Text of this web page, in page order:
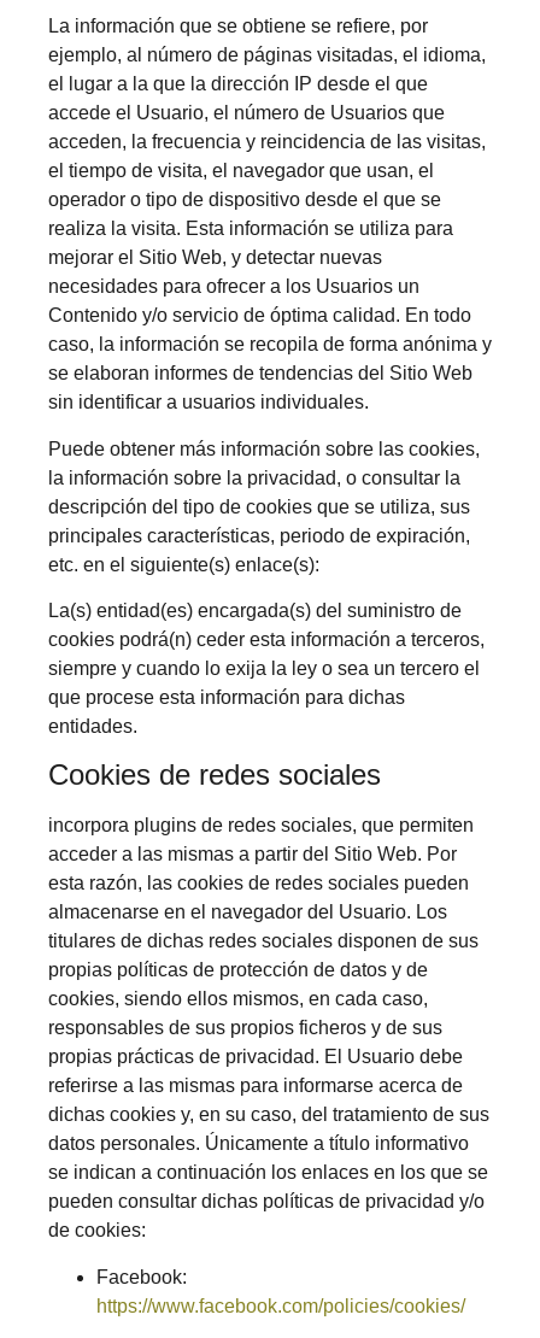
La información que se obtiene se refiere, por
ejemplo, al número de páginas visitadas, el idioma,
el lugar a la que la dirección IP desde el que
accede el Usuario, el número de Usuarios que
acceden, la frecuencia y reincidencia de las visitas,
el tiempo de visita, el navegador que usan, el
operador o tipo de dispositivo desde el que se
realiza la visita. Esta información se utiliza para
mejorar el Sitio Web, y detectar nuevas
necesidades para ofrecer a los Usuarios un
Contenido y/o servicio de óptima calidad. En todo
caso, la información se recopila de forma anónima y
se elaboran informes de tendencias del Sitio Web
sin identificar a usuarios individuales.
Puede obtener más información sobre las cookies,
la información sobre la privacidad, o consultar la
descripción del tipo de cookies que se utiliza, sus
principales características, periodo de expiración,
etc. en el siguiente(s) enlace(s):
La(s) entidad(es) encargada(s) del suministro de
cookies podrá(n) ceder esta información a terceros,
siempre y cuando lo exija la ley o sea un tercero el
que procese esta información para dichas
entidades.
Cookies de redes sociales
incorpora plugins de redes sociales, que permiten
acceder a las mismas a partir del Sitio Web. Por
esta razón, las cookies de redes sociales pueden
almacenarse en el navegador del Usuario. Los
titulares de dichas redes sociales disponen de sus
propias políticas de protección de datos y de
cookies, siendo ellos mismos, en cada caso,
responsables de sus propios ficheros y de sus
propias prácticas de privacidad. El Usuario debe
referirse a las mismas para informarse acerca de
dichas cookies y, en su caso, del tratamiento de sus
datos personales. Únicamente a título informativo
se indican a continuación los enlaces en los que se
pueden consultar dichas políticas de privacidad y/o
de cookies:
Facebook:
https://www.facebook.com/policies/cookies/